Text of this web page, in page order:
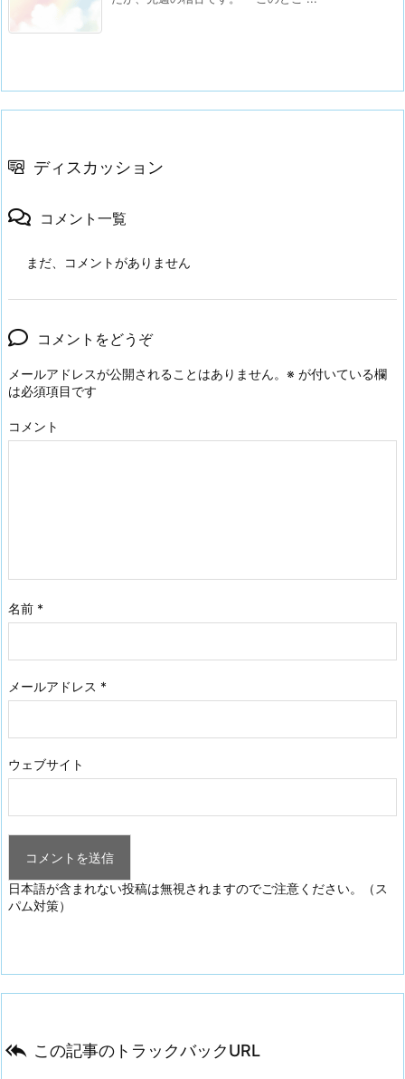
ディスカッション
コメント一覧
まだ、コメントがありません
コメントをどうぞ
メールアドレスが公開されることはありません。 ※ が付いている欄
は必須項目です
コメント
名前 *
メールアドレス *
ウェブサイト
日本語が含まれない投稿は無視されますのでご注意ください。（ス
パム対策）
 この記事のトラックバックURL